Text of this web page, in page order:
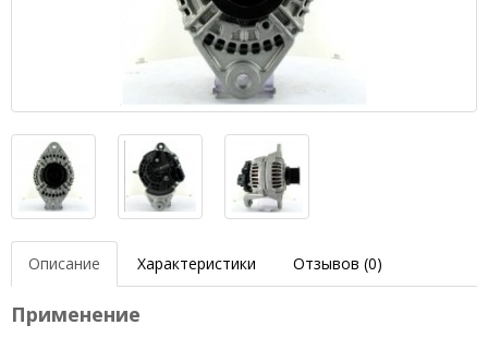
Описание Характеристики Отзывов (0)
Применение